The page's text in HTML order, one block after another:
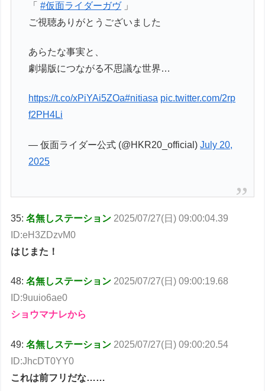
「#仮面ライダーガヴ」
ご視聴ありがとうございました
あらたな事実と、
劇場版につながる不思議な世界…
https://t.co/xPiYAi5ZOa#nitiasa pic.twitter.com/2rp
f2PH4Li
— 仮面ライダー公式 (@HKR20_official)July 20,
2025
35:名無しステーション 2025/07/27(日) 09:00:04.39
ID:eH3ZDzvM0
はじまた！
48:名無しステーション 2025/07/27(日) 09:00:19.68
ID:9uuio6ae0
ショウマナレから
49:名無しステーション 2025/07/27(日) 09:00:20.54
ID:JhcDT0YY0
これは前フリだな……